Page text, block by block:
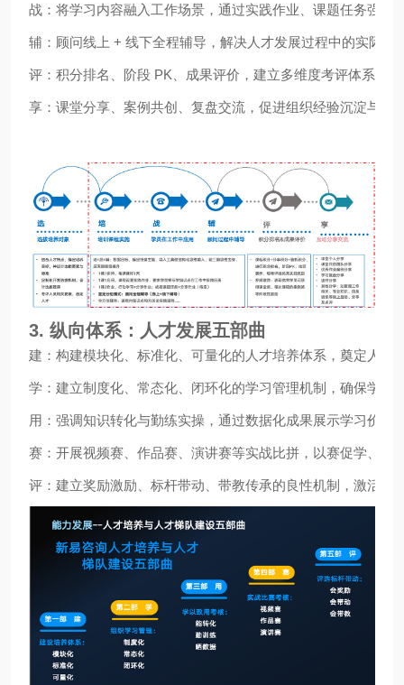
战：将学习内容融入工作场景，通过实践作业、课题任务强化
辅：顾问线上 + 线下全程辅导，解决人才发展过程中的实际问
评：积分排名、阶段 PK、成果评价，建立多维度考评体系；
享：课堂分享、案例共创、复盘交流，促进组织经验沉淀与传
3. 纵向体系：人才发展五部曲
建：构建模块化、标准化、可量化的人才培养体系，奠定人才
学：建立制度化、常态化、闭环化的学习管理机制，确保学习
用：强调知识转化与勤练实操，通过数据化成果展示学习价值
赛：开展视频赛、作品赛、演讲赛等实战比拼，以赛促学、以
评：建立奖励激励、标杆带动、带教传承的良性机制，激活人